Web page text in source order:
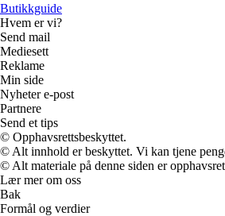
Butikkguide
Hvem er vi?
Send mail
Mediesett
Reklame
Min side
Nyheter e-post
Partnere
Send et tips
© Opphavsrettsbeskyttet.
© Alt innhold er beskyttet. Vi kan tjene
© Alt materiale på denne siden er
Lær mer om oss
Bak
Formål og verdier